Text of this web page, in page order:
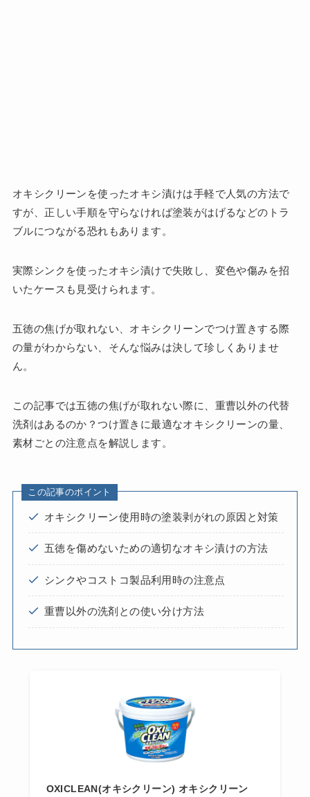
オキシクリーンを使ったオキシ漬けは手軽で人気の方法で
すが、正しい手順を守らなければ塗装がはげるなどのトラ
ブルにつながる恐れもあります。
実際シンクを使ったオキシ漬けで失敗し、変色や傷みを招
いたケースも見受けられます。
五徳の焦げが取れない、オキシクリーンでつけ置きする際
の量がわからない、そんな悩みは決して珍しくありませ
ん。
この記事では五徳の焦げが取れない際に、重曹以外の代替
洗剤はあるのか？つけ置きに最適なオキシクリーンの量、
素材ごとの注意点を解説します。
この記事のポイント
オキシクリーン使用時の塗装剥がれの原因と対策
五徳を傷めないための適切なオキシ漬けの方法
シンクやコストコ製品利用時の注意点
重曹以外の洗剤との使い分け方法
OXICLEAN(オキシクリーン) オキシクリーン